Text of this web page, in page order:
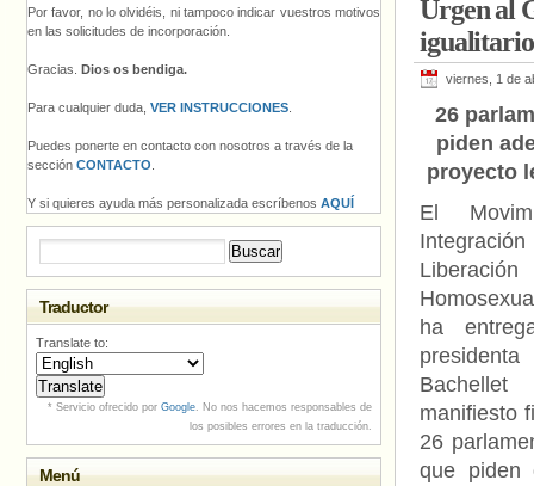
Urgen al
igualitario
viernes, 1 de
26
piden
proyecto
El
Liberación
ha
manifiesto
26
que piden
Por favor, no lo olvidéis, ni tampoco indicar vuestros motivos
en las solicitudes de incorporación.
Gracias. Dios os bendiga.
Para cualquier duda, VER INSTRUCCIONES
Puedes ponerte en contacto con nosotros a través de la
sección CONTACTO
Y si quieres ayuda más personalizada escríbenos AQUÍ
Traductor
Translate to:
* Servicio ofrecido por Google. No nos hacemos responsables de
los posibles errores en la traducción.
Menú